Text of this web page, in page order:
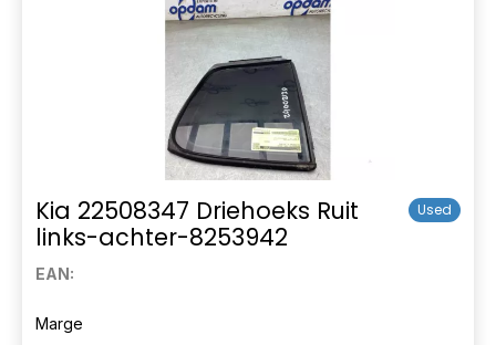
Kia 22508347 Driehoeks Ruit
links-achter-8253942
Used
EAN:
Marge